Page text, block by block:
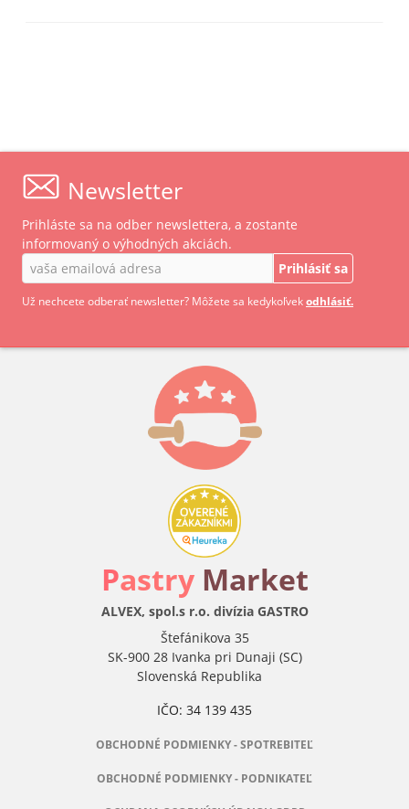
Newsletter
Prihláste sa na odber newslettera, a zostante
informovaný o výhodných akciách.
Prihlásiť sa
Už nechcete odberať newsletter? Môžete sa kedykoľvekodhlásiť.
Pastry Market
ALVEX, spol.s r.o. divízia GASTRO
Štefánikova 35
SK-900 28 Ivanka pri Dunaji (SC)
Slovenská Republika
IČO: 34 139 435
OBCHODNÉ PODMIENKY - SPOTREBITEĽ
OBCHODNÉ PODMIENKY - PODNIKATEĽ